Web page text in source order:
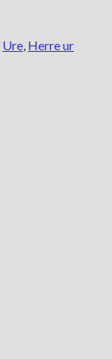
Ure, Herre ur